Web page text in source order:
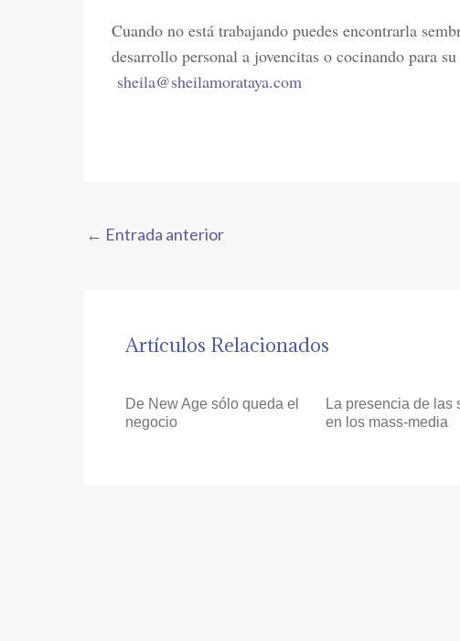
Cuando no está trabajando puedes encontrarla
desarrollo personal a jovencitas o cocinando para
sheila@sheilamorataya.com
← Entrada anterior
Artículos Relacionados
De New Age sólo queda el
negocio
La presencia de las
en los mass-media